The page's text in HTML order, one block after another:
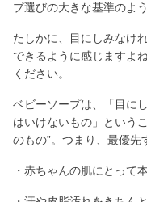
プ選びの大きな基準のよ
たしかに、目にしみなけ
できるように感じますよ
ください。
ベビーソープは、「目に
はいけないもの」という
のもの”。つまり、最優先
・赤ちゃんの肌にとって